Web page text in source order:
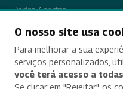
Dados Abertos
Tratamento de Dados
Transparência e Prestação de
O nosso site usa
Para melhorar a sua
serviços personalizados,
você terá acesso a
Se clicar em "Rejeitar", os